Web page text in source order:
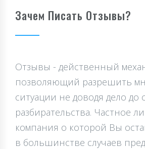
Зачем Писать Отзывы?
Отзывы - действенный
позволяющий разрешить
ситуации не доводя дело до
разбирательства. Частное
компания о которой Вы
в большинстве случаев